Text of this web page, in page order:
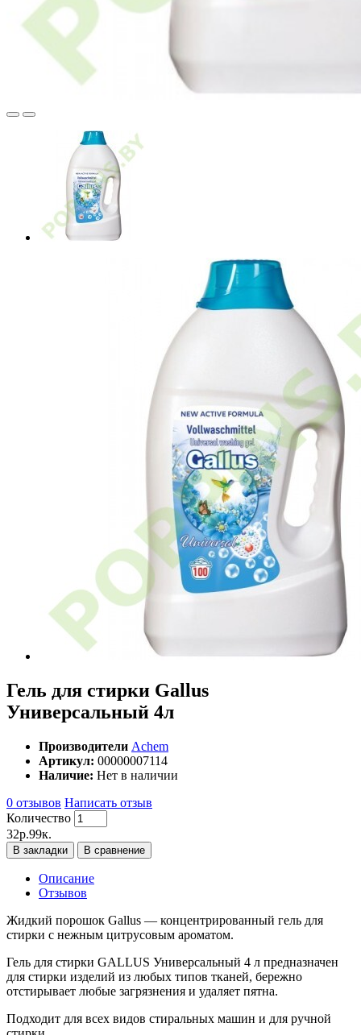
Гель для стирки Gallus
Универсальный 4л
Производители Achem
Артикул: 00000007114
Наличие: Нет в наличии
0 отзывов Написать отзыв
Количество
32p.99к.
В закладки В сравнение
Описание
Отзывов
Жидкий порошок Gallus — концентрированный гель для
стирки с нежным цитрусовым ароматом.
Гель для стирки GALLUS Универсальный 4 л предназначен
для стирки изделий из любых типов тканей, бережно
отстирывает любые загрязнения и удаляет пятна.
Подходит для всех видов стиральных машин и для ручной